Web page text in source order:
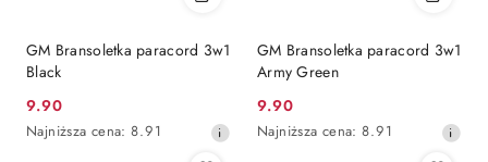
GM Bransoletka paracord 3w1
Black
Cena
promocyjna:
9.90
Najniższa
Najniższa cena: 8.91
GM Bransoletka paracord 3w1
Army Green
Cena
promocyjna:
9.90
Najniższa
Najniższa cena: 8.91